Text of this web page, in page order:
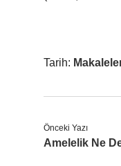
Tarih:
Önceki Yazı
Amelelik Ne